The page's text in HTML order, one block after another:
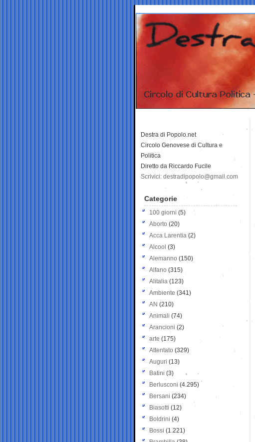
Destra di Popolo.net
Circolo Genovese di Cultura e
Politica
Diretto da Riccardo Fucile
Scrivici: destradipopolo@gmail.com
Categorie
100 giorni (5)
Aborto (20)
Acca Larentia (2)
Alcool (3)
Alemanno (150)
Alfano (315)
Alitalia (123)
Ambiente (341)
AN (210)
Animali (74)
Arancioni (2)
arte (175)
Attentato (329)
Auguri (13)
Batini (3)
Berlusconi (4.295)
Bersani (234)
Biasotti (12)
Boldrini (4)
Bossi (1.221)